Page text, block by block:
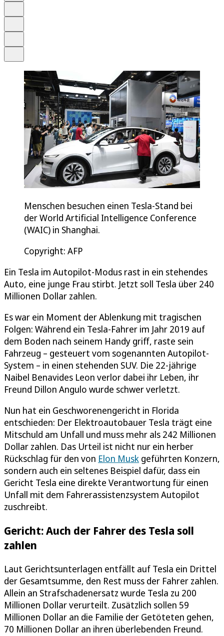
Menschen besuchen einen Tesla-Stand bei
der World Artificial Intelligence Conference
(WAIC) in Shanghai.
Copyright: AFP
Ein Tesla im Autopilot-Modus rast in ein stehendes
Auto, eine junge Frau stirbt. Jetzt soll Tesla über 240
Millionen Dollar zahlen.
Es war ein Moment der Ablenkung mit tragischen
Folgen: Während ein Tesla-Fahrer im Jahr 2019 auf
dem Boden nach seinem Handy griff, raste sein
Fahrzeug – gesteuert vom sogenannten Autopilot-
System – in einen stehenden SUV. Die 22-jährige
Naibel Benavides Leon verlor dabei ihr Leben, ihr
Freund Dillon Angulo wurde schwer verletzt.
Nun hat ein Geschworenengericht in Florida
entschieden: Der Elektroautobauer Tesla trägt eine
Mitschuld am Unfall und muss mehr als 242 Millionen
Dollar zahlen. Das Urteil ist nicht nur ein herber
Rückschlag für den von Elon Musk geführten Konzern,
sondern auch ein seltenes Beispiel dafür, dass ein
Gericht Tesla eine direkte Verantwortung für einen
Unfall mit dem Fahrerassistenzsystem Autopilot
zuschreibt.
Gericht: Auch der Fahrer des Tesla soll
zahlen
Laut Gerichtsunterlagen entfällt auf Tesla ein Drittel
der Gesamtsumme, den Rest muss der Fahrer zahlen.
Allein an Strafschadenersatz wurde Tesla zu 200
Millionen Dollar verurteilt. Zusätzlich sollen 59
Millionen Dollar an die Familie der Getöteten gehen,
70 Millionen Dollar an ihren überlebenden Freund.